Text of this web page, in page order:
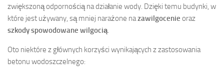
zwiększoną odpornością na działanie wody. Dzięki temu budynki, w
które jest używany, są mniej narażone nazawilgocenie oraz
szkody spowodowane wilgocią.
Oto niektóre z głównych korzyści wynikających z zastosowania
betonu wodoszczelnego: